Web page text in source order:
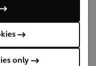
only
ervaren.
al gebruik van deze
met